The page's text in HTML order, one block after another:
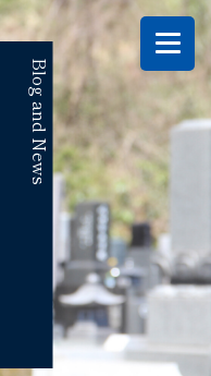
Blog and News